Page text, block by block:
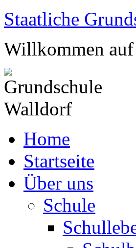
Staatliche
Willkommen auf
Home
Startseite
Über uns
Schule